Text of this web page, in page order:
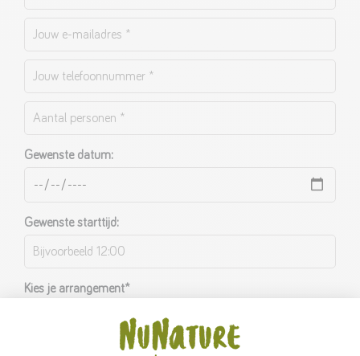
Gewenste datum:
Gewenste starttijd:
Kies je arrangement*